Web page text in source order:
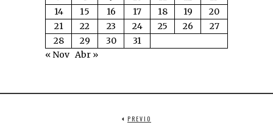
14
15 16 17 18 19
20
21
22 23 24 25 26
27
28
29 30
31
« Nov Abr »
PREVIO